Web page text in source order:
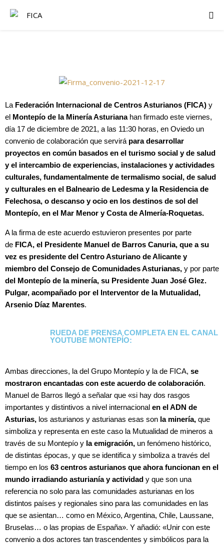
La Federación Internacional de Centros Asturianos (FICA) y
el Montepío de la Minería Asturianahan firmado este viernes,
día 17 de diciembre de 2021, a las 11:30 horas, en Oviedo un
convenio de colaboración que servirá para desarrollar
proyectos en común basados en el turismo social y de salud
y el intercambio de experiencias, instalaciones y actividades
culturales, fundamentalmente de termalismo social, de salud
y culturales en el Balneario de Ledesma y la Residencia de
Felechosa, o descanso y ocio en los destinos de sol del
Montepío, en el Mar Menor y Costa de Almería-Roquetas.
A la firma de este acuerdo estuvieron presentes por parte
de FICA, el Presidente Manuel de Barros Canuria, que a su
vez es presidente del Centro Asturiano de Alicante y
miembro del Consejo de Comunidades Asturianas, y por parte
del Montepío de la minería, su Presidente Juan José Glez.
Pulgar, acompañado por el Interventor de la Mutualidad,
Arsenio Díaz Marentes.
RUEDA DE PRENSA COMPLETA EN EL CANAL
YOUTUBE MONTEPÍO:
Ambas direcciones, la del Grupo Montepío y la de FICA, se
mostraron encantadas con este acuerdo de colaboración.
Manuel de Barros llegó a señalar que «si hay dos rasgos
importantes y distintivos a nivel internacional en el ADN de
Asturias, los asturianos y asturianas esas son la minería, que
simboliza y representa en este caso la Mutualidad de mineros a
través de su Montepío y la emigración, un fenómeno histórico,
de distintas épocas, y que se identifica y simboliza a través del
tiempo en los 63 centros asturianos que ahora funcionan en el
mundo irradiando asturianía y actividad y que son una
referencia no solo para las comunidades asturianas en los
distintos países y regionales sino para las comunidades en las
que se asientan… como en México, Argentina, Chile, Laussane,
Bruselas… o las propias de España». Y añadió: «Unir con este
convenio a dos actores tan trascendentes y simbólicos para la